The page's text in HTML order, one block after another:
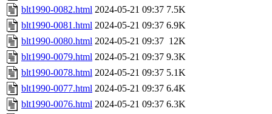
blt1990-0082.html 2024-05-21 09:37 7.5K
blt1990-0081.html 2024-05-21 09:37 6.9K
blt1990-0080.html 2024-05-21 09:37 12K
blt1990-0079.html 2024-05-21 09:37 9.3K
blt1990-0078.html 2024-05-21 09:37 5.1K
blt1990-0077.html 2024-05-21 09:37 6.4K
blt1990-0076.html 2024-05-21 09:37 6.3K